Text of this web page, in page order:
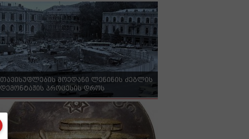
თავისუფლების მოედანი ლენინის ძეგლის
დემონტაჟის პროცესის დროს